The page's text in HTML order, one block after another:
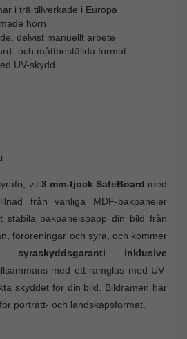
i trä tillverkade i Europa
hörn
delvist manuellt arbete
och måttbeställda format
UV-skydd
vit3 mm-tjock SafeBoard med
från vanliga MDF-bakpaneler
stabila bakpanelspapp din bild från
föroreningar och syra, och kommer
syraskyddsgaranti inklusive
med ett ramglas med UV-
skyddet för din bild. Bildramen har
porträtt- och landskapsformat.